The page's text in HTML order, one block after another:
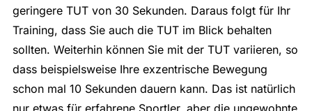
geringere TUT von 30 Sekunden. Daraus folgt für Ihr
Training, dass Sie auch die TUT im Blick behalten
sollten. Weiterhin können Sie mit der TUT variieren, so
dass beispielsweise Ihre exzentrische Bewegung
schon mal 10 Sekunden dauern kann. Das ist natürlich